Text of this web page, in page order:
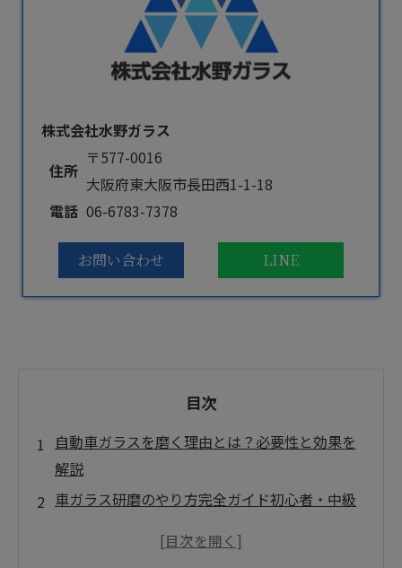
株式会社水野ガラス
住所
〒577-0016
大阪府東大阪市長田西1-1-18
電話 06-6783-7378
お問い合わせ LINE
目次
自動車ガラスを磨く理由とは？必要性と効果を
解説
車ガラス研磨のやり方完全ガイド初心者・中級
フロントガラス磨き後の対策！撥水加工・コー